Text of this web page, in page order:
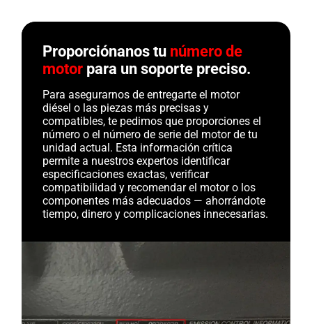
Proporciónanos tu número de
motor para un soporte preciso.
Para asegurarnos de entregarte el motor
diésel o las piezas más precisas y
compatibles, te pedimos que proporciones el
número o el número de serie del motor de tu
unidad actual. Esta información crítica
permite a nuestros expertos identificar
especificaciones exactas, verificar
compatibilidad y recomendar el motor o los
componentes más adecuados — ahorrándote
tiempo, dinero y complicaciones innecesarias.